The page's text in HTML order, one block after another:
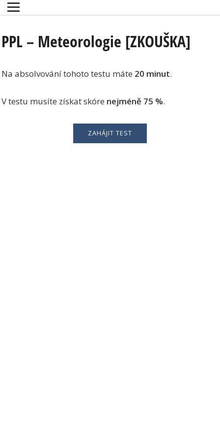
PPL – Meteorologie [ZKOUŠKA]
Na absolvování tohoto testu máte 20 minut.
V testu musíte získat skóre nejméně 75 %.